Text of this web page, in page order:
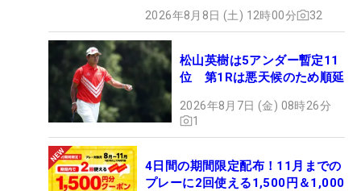
2026年8月8日 (土) 12時00分 32
松山英樹は5アンダー暫定11
位 第1Rは悪天候のため順延
2026年8月7日 (金) 08時26分
1
4日間の期間限定配布！11月までの
プレーに2回使える1,500円＆1,000